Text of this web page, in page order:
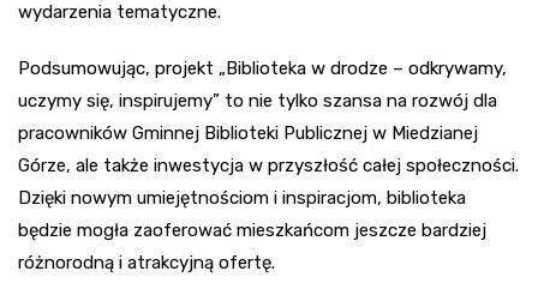
wydarzenia tematyczne.
Podsumowując, projekt „Biblioteka w drodze – odkrywamy,
uczymy się, inspirujemy” to nie tylko szansa na rozwój dla
pracowników Gminnej Biblioteki Publicznej w Miedzianej
Górze, ale także inwestycja w przyszłość całej społeczności.
Dzięki nowym umiejętnościom i inspiracjom, biblioteka
będzie mogła zaoferować mieszkańcom jeszcze bardziej
różnorodną i atrakcyjną ofertę.